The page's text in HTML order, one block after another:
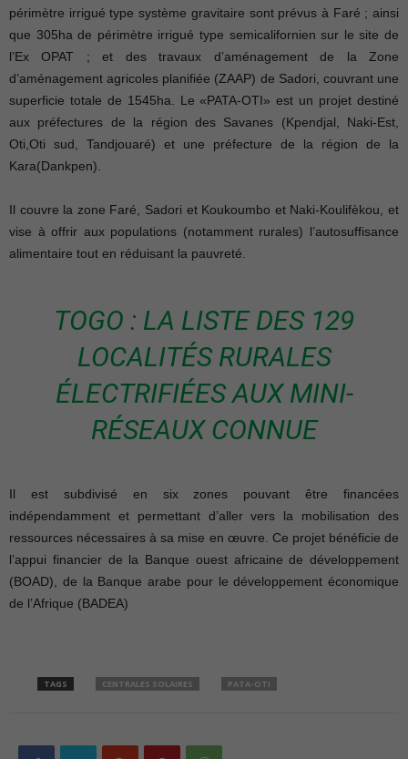
périmètre irrigué type système gravitaire sont prévus à Faré ; ainsi
que 305ha de périmètre irrigué type semicalifornien sur le site de
l’Ex OPAT ; et des travaux d’aménagement de la Zone
d’aménagement agricoles planifiée (ZAAP) de Sadori, couvrant une
superficie totale de 1545ha. Le «PATA-OTI» est un projet destiné
aux préfectures de la région des Savanes (Kpendjal, Naki-Est,
Oti,Oti sud, Tandjouaré) et une préfecture de la région de la
Kara(Dankpen).
Il couvre la zone Faré, Sadori et Koukoumbo et Naki-Koulifèkou, et
vise à offrir aux populations (notamment rurales) l’autosuffisance
alimentaire tout en réduisant la pauvreté.
TOGO : LA LISTE DES 129
LOCALITÉS RURALES
ÉLECTRIFIÉES AUX MINI-
RÉSEAUX CONNUE
Il est subdivisé en six zones pouvant être financées
indépendamment et permettant d’aller vers la mobilisation des
ressources nécessaires à sa mise en œuvre. Ce projet bénéficie de
l’appui financier de la Banque ouest africaine de développement
(BOAD), de la Banque arabe pour le développement économique
de l’Afrique (BADEA)
TAGS CENTRALES SOLAIRES PATA-OTI